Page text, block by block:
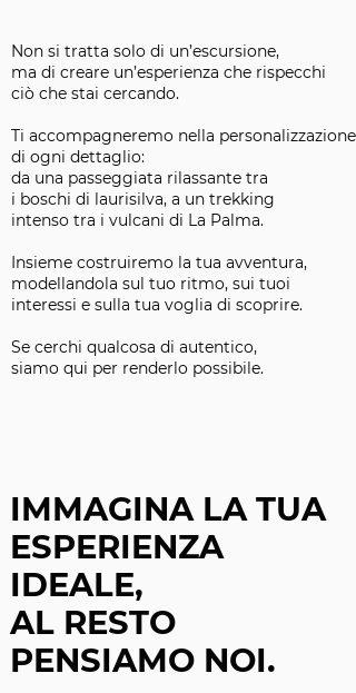
Non si tratta solo di un’escursione,
ma di creare un’esperienza che rispecchi
ciò che stai cercando.
Ti accompagneremo nella personalizzazione
di ogni dettaglio:
da una passeggiata rilassante tra
i boschi di laurisilva, a un trekking
intenso tra i vulcani di La Palma.
Insieme costruiremo la tua avventura,
modellandola sul tuo ritmo, sui tuoi
interessi e sulla tua voglia di scoprire.
Se cerchi qualcosa di autentico,
siamo qui per renderlo possibile.
IMMAGINA LA TUA
ESPERIENZA
IDEALE,
AL RESTO
PENSIAMO NOI.